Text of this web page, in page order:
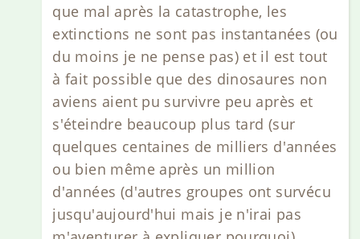
que mal après la catastrophe, les
extinctions ne sont pas instantanées (ou
du moins je ne pense pas) et il est tout
à fait possible que des dinosaures non
aviens aient pu survivre peu après et
s'éteindre beaucoup plus tard (sur
quelques centaines de milliers d'années
ou bien même après un million
d'années (d'autres groupes ont survécu
jusqu'aujourd'hui mais je n'irai pas